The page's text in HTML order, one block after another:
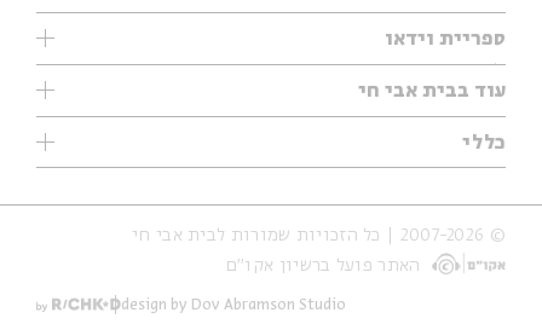
עיון
אנגלית
נוער
סדרות
אירועי עבר
אירועים בירושלים
ספריית וידאו
ילדים
מוזיקה
עיון
מיוחדים
עוד בבית אבי חי
תערוכות
מיוחדים
כללי
אודות
הצהרת נגישות
תנאי שימוש והצהרת פרטיות
© 2007-2026 | כל הזכויות שמורות לבית אבי חי
האתר פועל ברשיון אקו״ם
design by Dov Abramson Studio